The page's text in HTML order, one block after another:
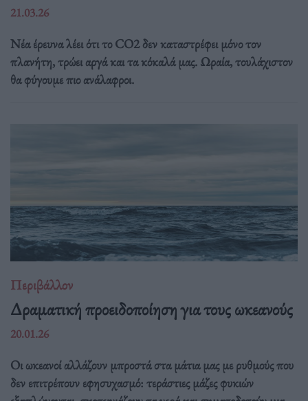
21.03.26
Νέα έρευνα λέει ότι το CO2 δεν καταστρέφει μόνο τον
πλανήτη, τρώει αργά και τα κόκαλά μας. Ωραία, τουλάχιστον
θα φύγουμε πιο ανάλαφροι.
Περιβάλλον
Δραματική προειδοποίηση για τους ωκεανούς
20.01.26
Οι ωκεανοί αλλάζουν μπροστά στα μάτια μας με ρυθμούς που
δεν επιτρέπουν εφησυχασμό: τεράστιες μάζες φυκιών